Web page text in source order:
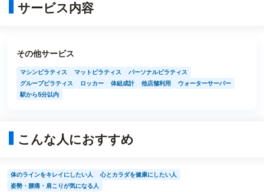
サービス内容
その他サービス
マシンピラティス マットピラティス
パーソナルピラティス
グループピラティス
ロッカー 体組成計 他店舗利用
ウォーターサーバー
駅から5分以内
こんな人におすすめ
体のラインをキレイにしたい人
心とカラダを健康にしたい人
姿勢・腰痛・肩こりが気になる人